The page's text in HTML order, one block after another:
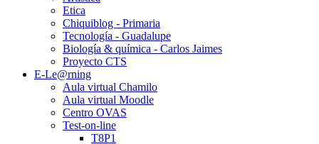
Etica
Chiquiblog - Primaria
Tecnología - Guadalupe
Biología & química - Carlos Jaimes
Proyecto CTS
E-Le@rning
Aula virtual Chamilo
Aula virtual Moodle
Centro OVAS
Test-on-line
T8P1